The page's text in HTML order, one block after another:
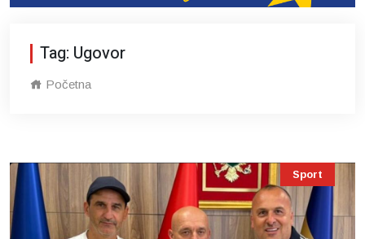
Tag: Ugovor
Početna
Sport